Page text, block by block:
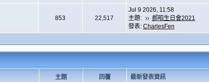
853 22,517
Jul 9 2026, 11:58
主題:
郝昭生日會2021
發表: CharlesFen
主題 回覆 最新發表資訊